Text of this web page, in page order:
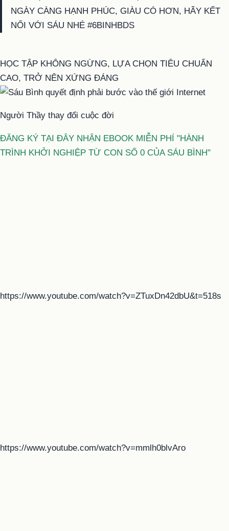
NGÀY CÀNG HẠNH PHÚC, GIÀU CÓ HƠN, HÃY KẾT
NỐI VỚI SÁU NHÉ #6BINHBDS
HỌC TẬP KHÔNG NGỪNG, LỰA CHỌN TIÊU CHUẨN
CAO, TRỞ NÊN XỨNG ĐÁNG
Người Thầy thay đổi cuộc đời
ĐĂNG KÝ TẠI ĐÂY NHẬN EBOOK MIỄN PHÍ "HÀNH
TRÌNH KHỞI NGHIỆP TỪ CON SỐ 0 CỦA SÁU BÌNH"
https://www.youtube.com/watch?v=ZTuxDn42dbU&t=518s
https://www.youtube.com/watch?v=mmlh0blvAro